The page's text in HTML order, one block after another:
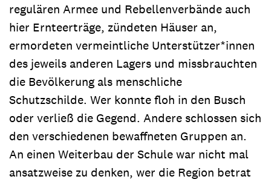
regulären Armee und Rebellenverbände auch
hier Ernteerträge, zündeten Häuser an,
ermordeten vermeintliche Unterstützer*innen
des jeweils anderen Lagers und missbrauchten
die Bevölkerung als menschliche
Schutzschilde. Wer konnte floh in den Busch
oder verließ die Gegend. Andere schlossen sich
den verschiedenen bewaffneten Gruppen an.
An einen Weiterbau der Schule war nicht mal
ansatzweise zu denken, wer die Region betrat